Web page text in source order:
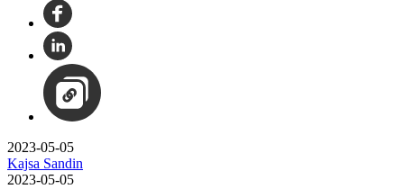
2023-05-05
Kajsa Sandin
2023-05-05